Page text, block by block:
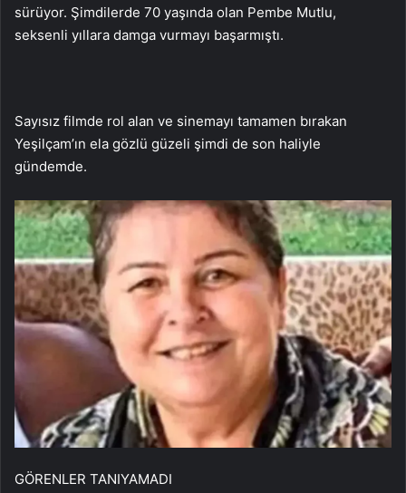
sürüyor. Şimdilerde 70 yaşında olan Pembe Mutlu,
seksenli yıllara damga vurmayı başarmıştı.
Sayısız filmde rol alan ve sinemayı tamamen bırakan
Yeşilçam’ın ela gözlü güzeli şimdi de son haliyle
gündemde.
GÖRENLER TANIYAMADI